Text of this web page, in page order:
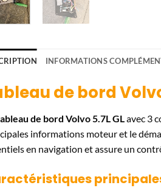
INFORMATIONS
de bord
de bord Volvo 5.7L GLavec 3
informations moteur et le
en navigation et assure un